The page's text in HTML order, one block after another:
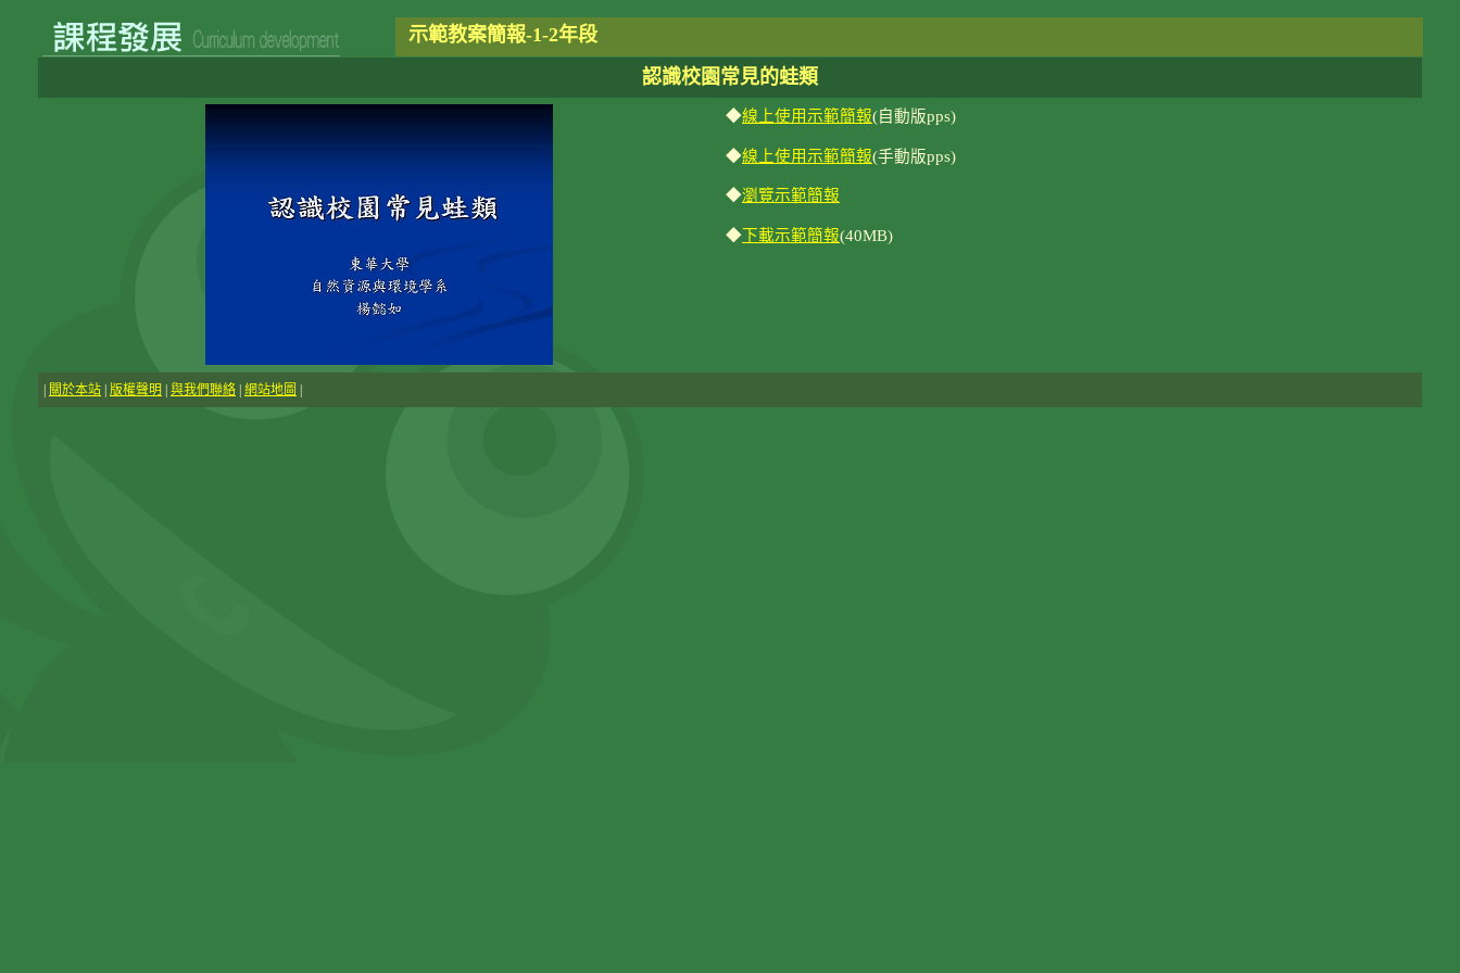
示範教案簡報-1-2年段
認識校園常見的蛙類
◆線上使用示範簡報(自動版pps)
◆線上使用示範簡報(手動版pps)
◆瀏覽示範簡報
◆ 下載示範簡報(40MB)
關於本站 版權聲明 與我們聯絡 網站地圖